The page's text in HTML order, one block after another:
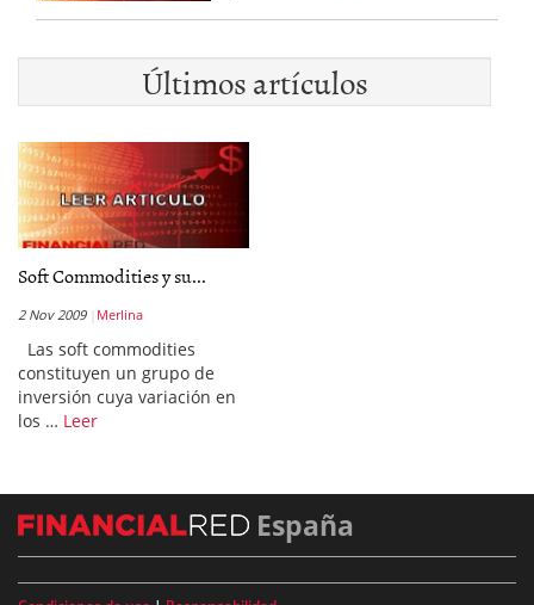
Últimos artículos
Soft Commodities y su...
2 Nov 2009 Merlina
Las soft commodities
constituyen un grupo de
inversión cuya variación en
los … Leer
España